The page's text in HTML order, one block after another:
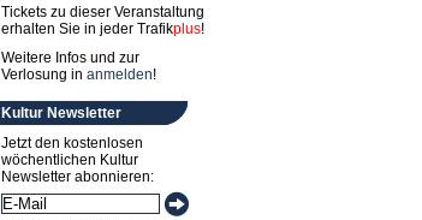
Tickets zu dieser Veranstaltung
erhalten Sie in jeder Trafikplus!
Weitere Infos und zur
Verlosung in anmelden!
Kultur Newsletter
Jetzt den kostenlosen
wöchentlichen Kultur
Newsletter abonnieren: